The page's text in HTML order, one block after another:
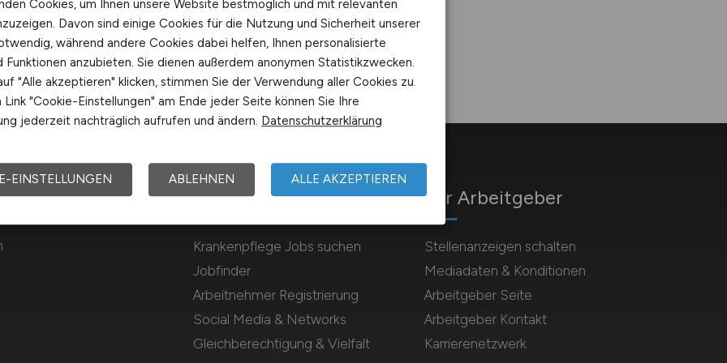
Für Arbeitnehmer
Krankenpflege Jobs suchen
Jobfinder
Arbeitnehmer Registrierung
Social Media & Networks
Gleichberechtigung & Vielfalt
Für Arbeitgeber
Stellenanzeigen schalten
Mediadaten & Konditionen
Arbeitgeber Seite
Arbeitgeber Kontakt
Karrierenetzwerk
Cookies, um Ihnen unsere Website bestmöglich und mit relevanten
Davon sind einige Cookies für die Nutzung und Sicherheit unserer
während andere Cookies dabei helfen, Ihnen personalisierte
Funktionen anzubieten. Sie dienen außerdem anonymen Statistikzwecken.
"Alle akzeptieren" klicken, stimmen Sie der Verwendung aller Cookies zu.
"Cookie-Einstellungen" am Ende jeder Seite können Sie Ihre
jederzeit nachträglich aufrufen und ändern. Datenschutzerklärung
EINSTELLUNGEN ABLEHNEN ALLE AKZEPTIEREN